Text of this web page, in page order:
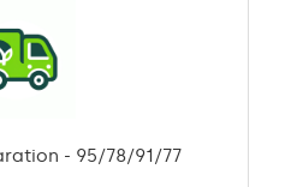
- 95/78/91/77